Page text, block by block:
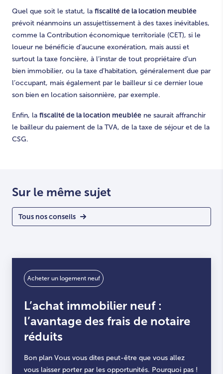
Quel que soit le statut, la fiscalité de la location meublée
prévoit néanmoins un assujettissement à des taxes inévitables,
comme la Contribution économique territoriale (CET), si le
loueur ne bénéficie d’aucune exonération, mais aussi et
surtout la taxe foncière, à l’instar de tout propriétaire d’un
bien immobilier, ou la taxe d’habitation, généralement due par
l’occupant, mais également par le bailleur si ce dernier loue
son bien en location saisonnière, par exemple.
Enfin, la fiscalité de la location meublée ne saurait affranchir
le bailleur du paiement de la TVA, de la taxe de séjour et de la
CSG.
Sur le même sujet
Tous nos conseils
Acheter un logement neuf
L’achat immobilier neuf :
l’avantage des frais de notaire
réduits
Bon plan Vous vous dites peut-être que vous allez
vous laisser porter par les opportunités. Pourquoi pas !